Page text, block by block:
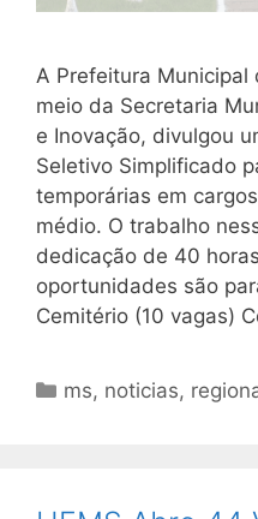
A Prefeitura Municipal
meio da Secretaria
e Inovação, divulgou
Seletivo Simplificado
temporárias em
médio. O trabalho
dedicação de 40
oportunidades são
Cemitério (10 vagas)
Categorias
ms, noticias,